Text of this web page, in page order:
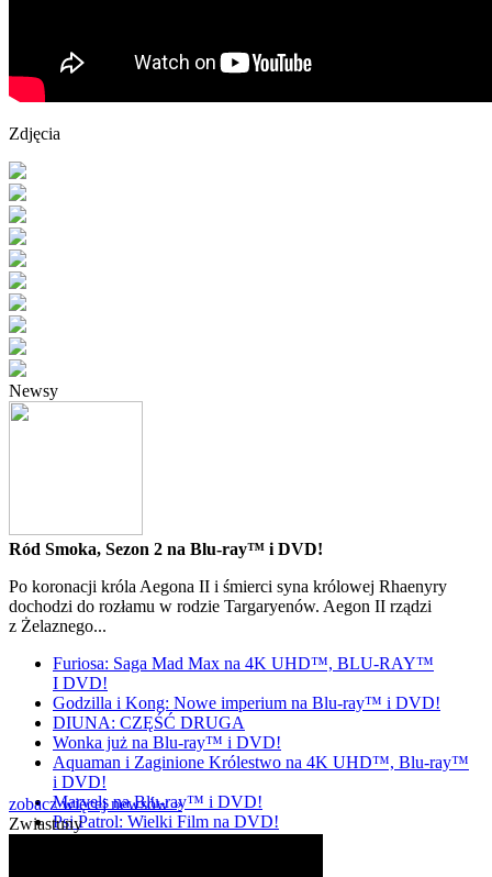
Zdjęcia
Newsy
Ród Smoka, Sezon 2 na Blu-ray™ i DVD!
Po koronacji króla Aegona II i śmierci syna królowej Rhaenyry
dochodzi do rozłamu w rodzie Targaryenów. Aegon II rządzi
z Żelaznego...
Furiosa: Saga Mad Max na 4K UHD™, BLU-RAY™
I DVD!
Godzilla i Kong: Nowe imperium na Blu-ray™ i DVD!
DIUNA: CZĘŚĆ DRUGA
Wonka już na Blu-ray™ i DVD!
Aquaman i Zaginione Królestwo na 4K UHD™, Blu-ray™
i DVD!
Marvels na Blu-ray™ i DVD!
Psi Patrol: Wielki Film na DVD!
zobacz więcej newsów »
Zwiastuny